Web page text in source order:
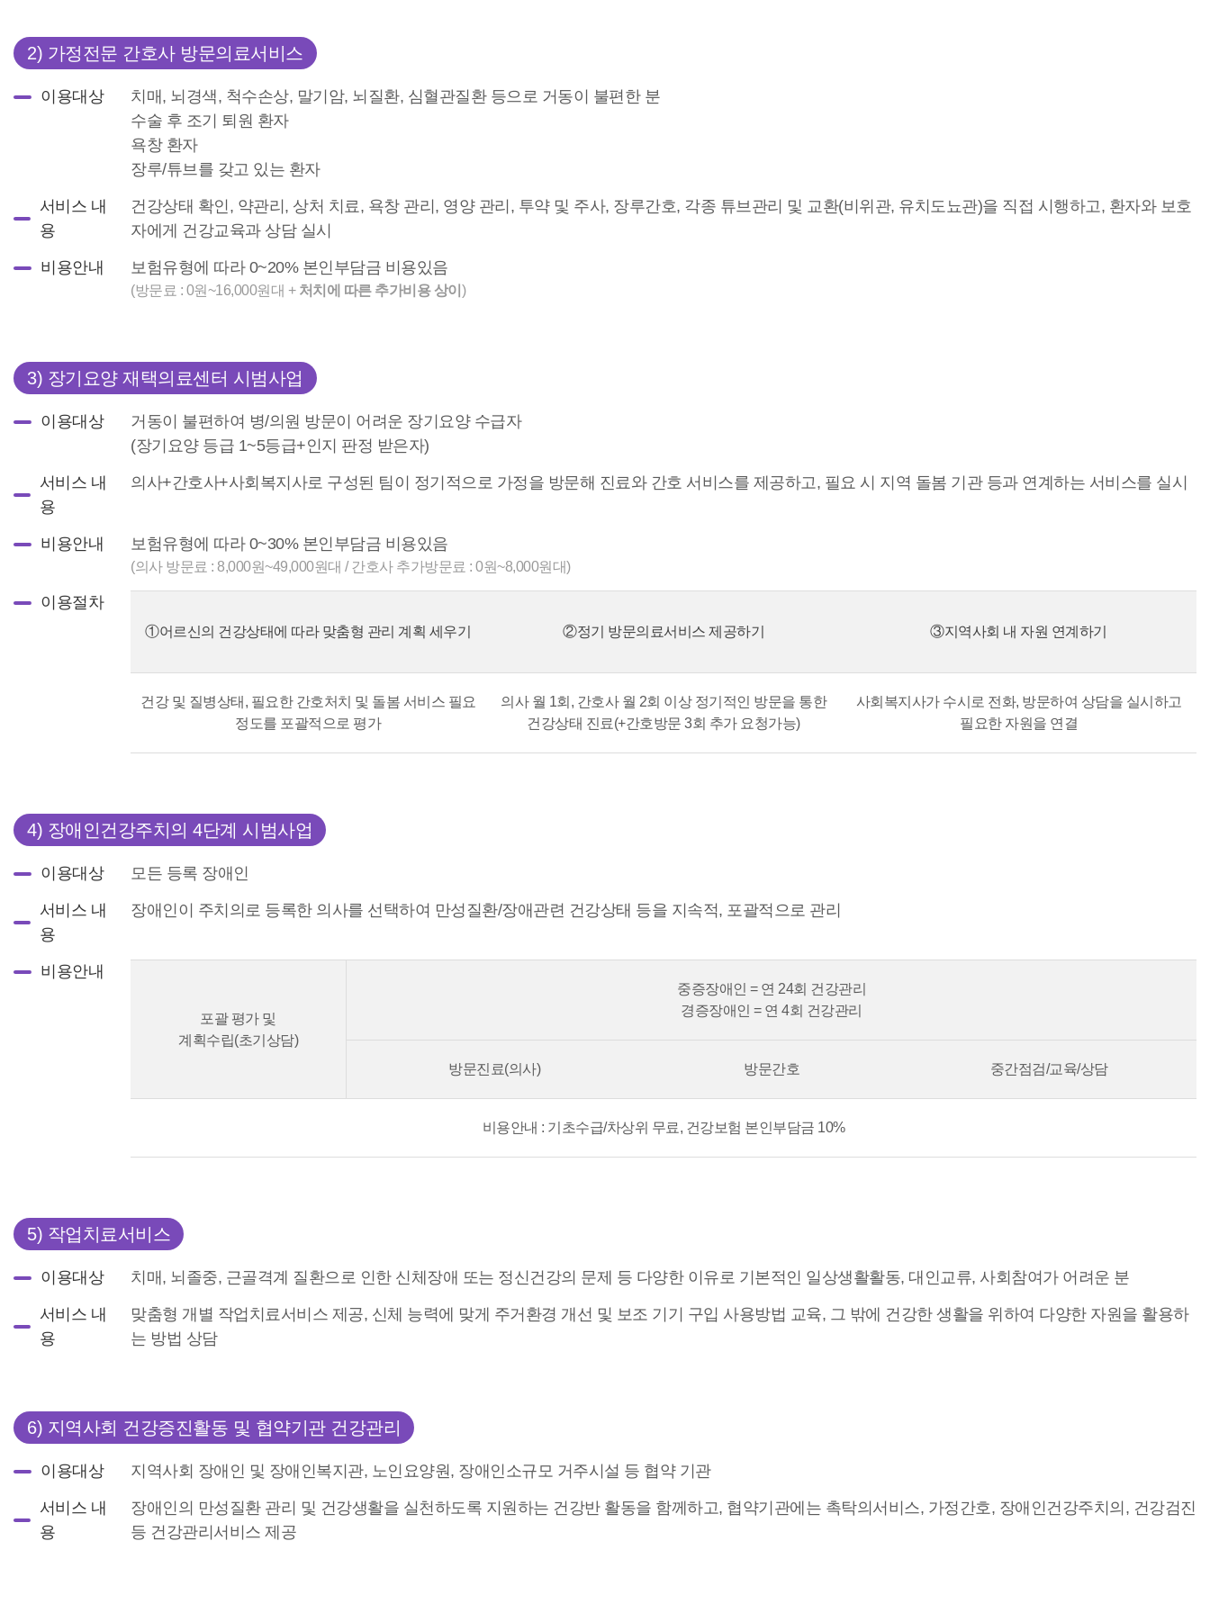
2) 가정전문 간호사 방문의료서비스
이용대상
치매, 뇌경색, 척수손상, 말기암, 뇌질환, 심혈관질환 등으로 거동이 불편한 분
수술 후 조기 퇴원 환자
욕창 환자
장루/튜브를 갖고 있는 환자
서비스 내
용
건강상태 확인, 약관리, 상처 치료, 욕창 관리, 영양 관리, 투약 및 주사, 장루간호, 각종 튜브관리 및 교환(비위관, 유치도뇨관)을 직접 시행하고, 환자와 보호
자에게 ​건강교육과 상담 실시
비용안내 보험유형에 따라 0~20% 본인부담금 비용있음
(방문료 : 0원~16,000원대 + 처치에 따른 추가비용 상이 )
3) 장기요양 재택의료센터 시범사업
이용대상
거동이 불편하여 병/의원 방문이 어려운 장기요양 수급자
(장기요양 등급 1~5등급+인지 판정 받은자)
서비스 내
용
의사+간호사+사회복지사로 구성된 팀이 정기적으로 가정을 방문해 진료와 간호 서비스를 제공하고, 필요 시 지역 돌봄 기관 등과 연계하는 서비스를 실시
비용안내 보험유형에 따라 0~30% 본인부담금 비용있음
(의사 방문료 : 8,000원~49,000원대 / 간호사 추가방문료 : 0원~8,000원대)
이용절차
①어르신의 건강상태에 따라 맞춤형 관리 계획 세우기
건강 및 질병상태, 필요한 간호처치 및 돌봄 서비스 필요
정도를 포괄적으로 평가
②정기 방문의료서비스 제공하기
의사 월 1회, 간호사 월 2회 이상 정기적인 방문을 통한
건강상태 진료(+간호방문 3회 추가 요청가능)
③지역사회 내 자원 연계하기
사회복지사가 수시로 전화, 방문하여 상담을 실시하고
필요한 자원을 연결
4) 장애인건강주치의 4단계 시범사업
이용대상 모든 등록 장애인
서비스 내
용
장애인이 주치의로 등록한 의사를 선택하여 만성질환/장애관련 건강상태 등을 지속적, 포괄적으로 관리
비용안내
포괄 평가 및
계획수립(초기상담)
중증장애인 = 연 24회 건강관리
경증장애인 = 연 4회 건강관리
방문진료(의사) 방문간호 중간점검/교육/상담
비용안내 : 기초수급/차상위 무료, 건강보험 본인부담금 10%
5) 작업치료서비스
이용대상 치매, 뇌졸중, 근골격계 질환으로 인한 신체장애 또는 정신건강의 문제 등 다양한 이유로 기본적인 일상생활활동, 대인교류, 사회참여가 어려운 분
서비스 내
용
맞춤형 개별 작업치료서비스 제공, 신체 능력에 맞게 주거환경 개선 및 보조 기기 구입 사용방법 교육, 그 밖에 건강한 생활을 위하여 다양한 자원을 활용하
는 방법 상담
6) 지역사회 건강증진활동 및 협약기관 건강관리
이용대상 지역사회 장애인 및 장애인복지관, 노인요양원, 장애인소규모 거주시설 등 협약 기관
서비스 내
용
장애인의 만성질환 관리 및 건강생활을 실천하도록 지원하는 건강반 활동을 함께하고, 협약기관에는 촉탁의서비스, 가정간호, 장애인건강주치의, 건강검진
등 건강관리서비스 제공